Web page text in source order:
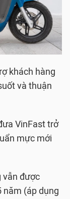
khách hàng
và thuận
VinFast trở
mực mới
vẫn được
năm (áp dụng